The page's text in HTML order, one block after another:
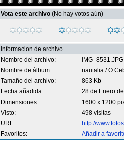
Vota este archivo (No hay votos aún)
Informacion de archivo
Nombre del archivo:
IMG_8531.JPG
Nombre de álbum:
nautalia /O
Tamaño del archivo:
863 Kb
Fecha añadida:
28 de Enero
Dimensiones:
1600 x 1200
Visto:
498 visitas
URL:
http://
Favoritos:
Añadir a